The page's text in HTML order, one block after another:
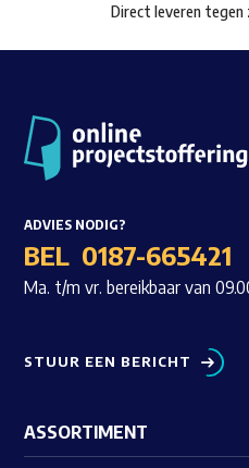
Direct leveren tegen
ADVIES NODIG?
BEL 0187-665421
Ma. t/m vr. bereikbaar van
STUUR EEN BERICHT
ASSORTIMENT